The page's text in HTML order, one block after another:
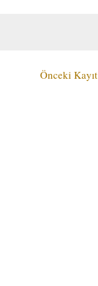
Önceki Kayıt